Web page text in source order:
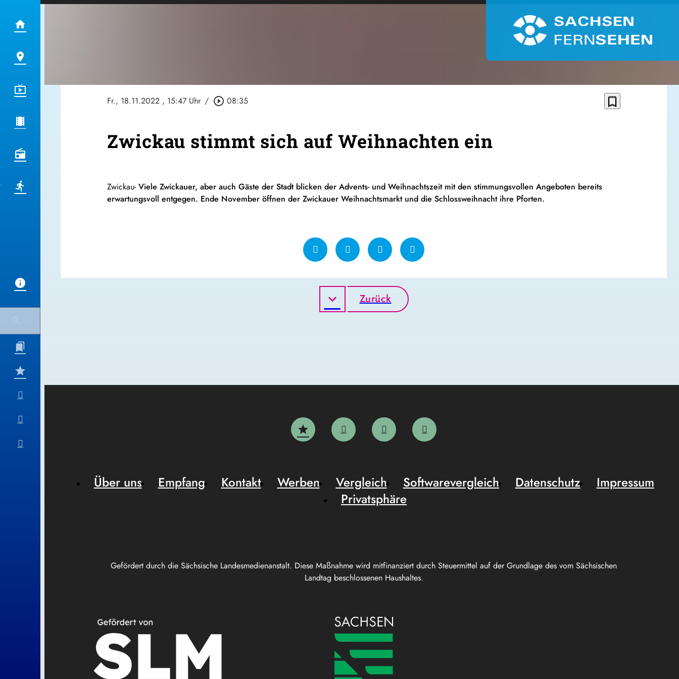
Fr., 18.11.2022 , 15:47 Uhr / play_circle_outline 08:35 bookmark_border
Zwickau stimmt sich auf Weihnachten ein
Zwickau-Viele Zwickauer, aber auch Gäste der Stadt blicken der Advents- und Weihnachtszeit mit den stimmungsvollen Angeboten bereits
erwartungsvoll entgegen. Ende November öffnen der Zwickauer Weihnachtsmarkt und die Schlossweihnacht ihre Pforten.
Zurück
Gefördert durch die Sächsische Landesmedienanstalt. Diese Maßnahme wird mitfinanziert durch Steuermittel auf der Grundlage des vom Sächsischen
Landtag beschlossenen Haushaltes.
Über uns Empfang Kontakt Werben Vergleich Softwarevergleich Datenschutz
Impressum
Privatsphäre